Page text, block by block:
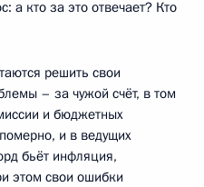
а кто за это отвечает? Кто
решить свои
– за чужой счёт, в том
и бюджетных
и в ведущих
бьёт инфляция,
этом свои ошибки